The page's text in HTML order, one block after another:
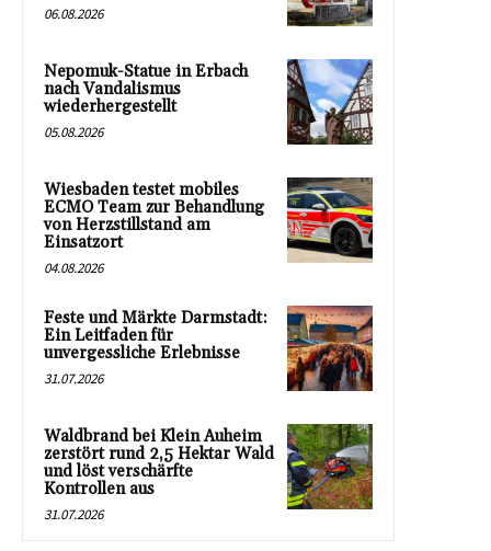
06.08.2026
Nepomuk-Statue in Erbach
nach Vandalismus
wiederhergestellt
05.08.2026
Wiesbaden testet mobiles
ECMO Team zur Behandlung
von Herzstillstand am
Einsatzort
04.08.2026
Feste und Märkte Darmstadt:
Ein Leitfaden für
unvergessliche Erlebnisse
31.07.2026
Waldbrand bei Klein Auheim
zerstört rund 2,5 Hektar Wald
und löst verschärfte
Kontrollen aus
31.07.2026